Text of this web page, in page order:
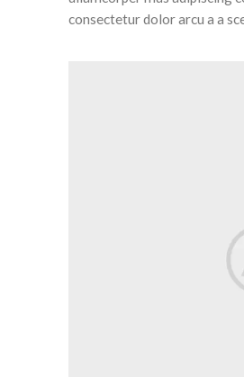
consectetur dolor arcu a a